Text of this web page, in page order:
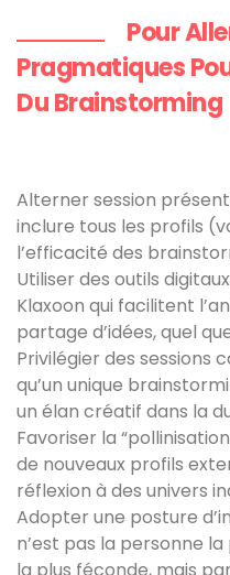
Pour
Pragmatiques
Du Brainstorming
Alterner session
inclure tous les profils
l’efficacité des
Utiliser des outils
Klaxoon qui facilitent
partage d’idées, quel
Privilégier des sessions
qu’un unique
un élan créatif dans la
Favoriser la
de nouveaux profils
réflexion à des univers
Adopter une posture
n’est pas la personne